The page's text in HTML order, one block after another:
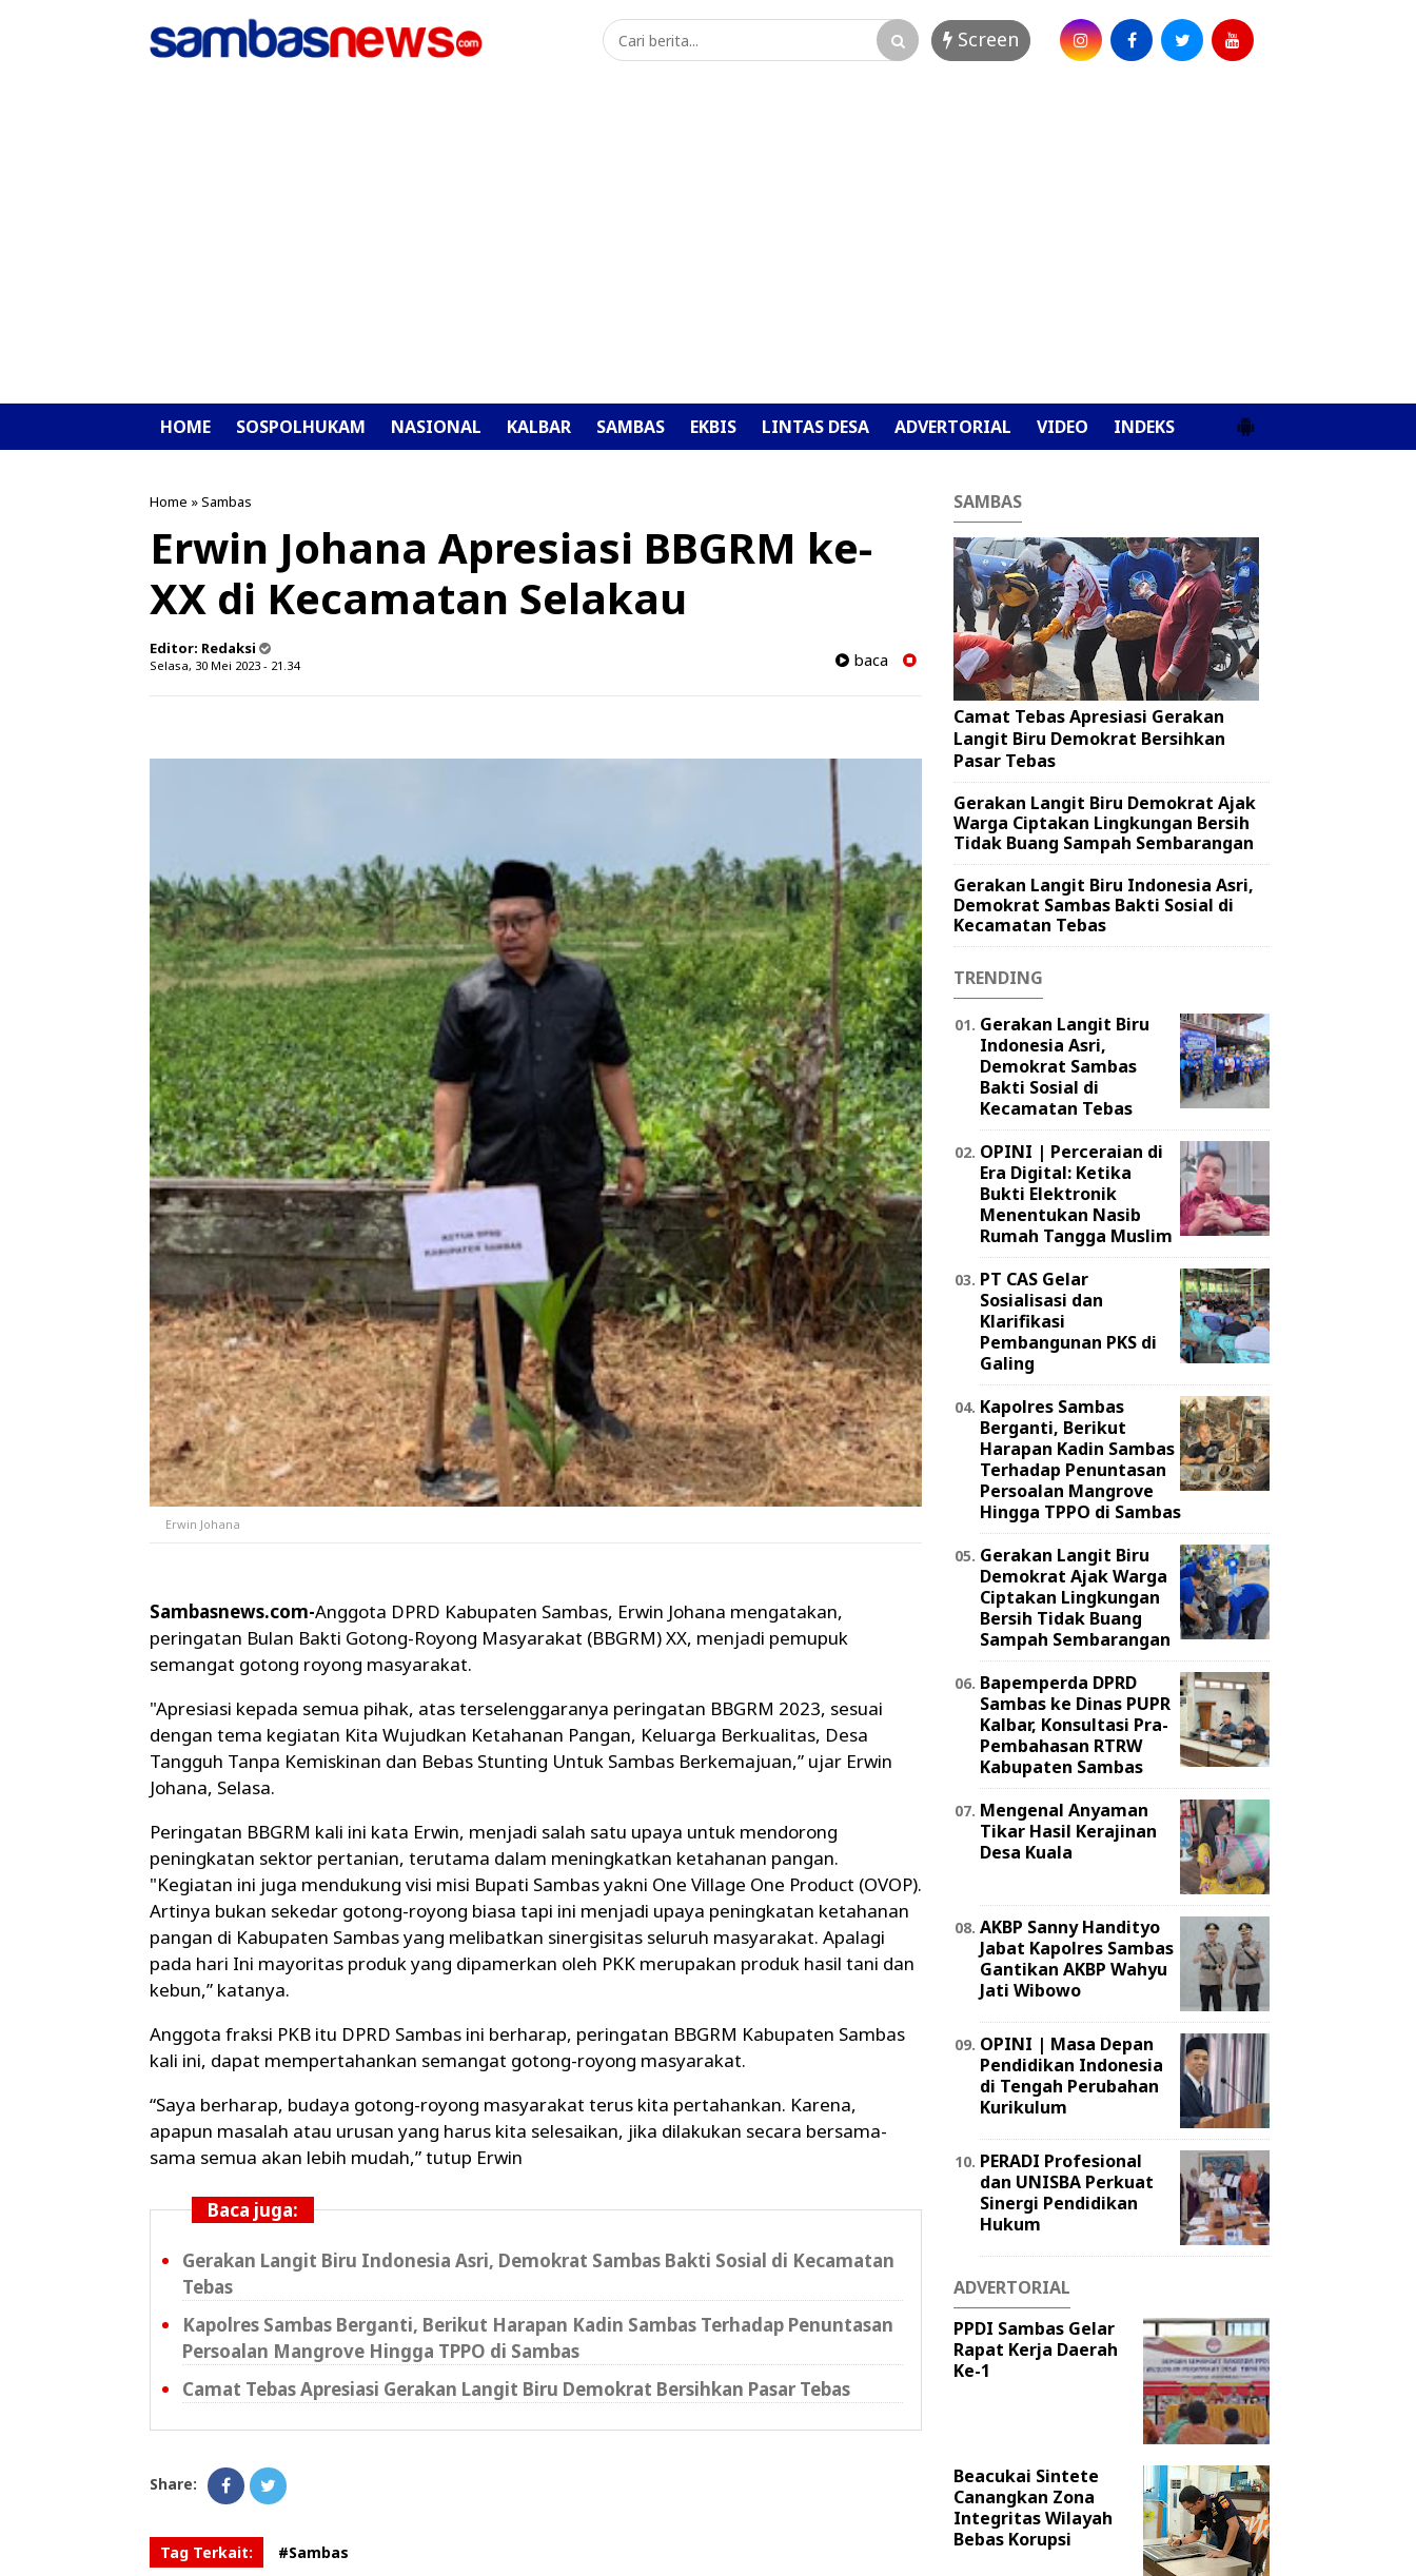
Screen
HOME SOSPOLHUKAM NASIONAL KALBAR SAMBAS EKBIS LINTAS DESA ADVERTORIAL VIDEO INDEKS
Home »Sambas
Erwin Johana Apresiasi BBGRM ke-
XX di Kecamatan Selakau
Editor: Redaksi
Selasa, 30 Mei 2023 - 21.34 baca
Erwin Johana
Sambasnews.com-Anggota DPRD Kabupaten Sambas, Erwin Johana mengatakan,
peringatan Bulan Bakti Gotong-Royong Masyarakat (BBGRM) XX, menjadi pemupuk
semangat gotong royong masyarakat.
"Apresiasi kepada semua pihak, atas terselenggaranya peringatan BBGRM 2023, sesuai
dengan tema kegiatan Kita Wujudkan Ketahanan Pangan, Keluarga Berkualitas, Desa
Tangguh Tanpa Kemiskinan dan Bebas Stunting Untuk Sambas Berkemajuan,” ujar Erwin
Johana, Selasa.
Peringatan BBGRM kali ini kata Erwin, menjadi salah satu upaya untuk mendorong
peningkatan sektor pertanian, terutama dalam meningkatkan ketahanan pangan.
"Kegiatan ini juga mendukung visi misi Bupati Sambas yakni One Village One Product (OVOP).
Artinya bukan sekedar gotong-royong biasa tapi ini menjadi upaya peningkatan ketahanan
pangan di Kabupaten Sambas yang melibatkan sinergisitas seluruh masyarakat. Apalagi
pada hari Ini mayoritas produk yang dipamerkan oleh PKK merupakan produk hasil tani dan
kebun,” katanya.
Anggota fraksi PKB itu DPRD Sambas ini berharap, peringatan BBGRM Kabupaten Sambas
kali ini, dapat mempertahankan semangat gotong-royong masyarakat.
“Saya berharap, budaya gotong-royong masyarakat terus kita pertahankan. Karena,
apapun masalah atau urusan yang harus kita selesaikan, jika dilakukan secara bersama-
sama semua akan lebih mudah,” tutup Erwin
Baca juga:
Gerakan Langit Biru Indonesia Asri, Demokrat Sambas Bakti Sosial di Kecamatan
Tebas
Kapolres Sambas Berganti, Berikut Harapan Kadin Sambas Terhadap Penuntasan
Persoalan Mangrove Hingga TPPO di Sambas
Camat Tebas Apresiasi Gerakan Langit Biru Demokrat Bersihkan Pasar Tebas
Share:
Tag Terkait: #Sambas
SAMBAS
Camat Tebas Apresiasi Gerakan
Langit Biru Demokrat Bersihkan
Pasar Tebas
Gerakan Langit Biru Demokrat Ajak
Warga Ciptakan Lingkungan Bersih
Tidak Buang Sampah Sembarangan
Gerakan Langit Biru Indonesia Asri,
Demokrat Sambas Bakti Sosial di
Kecamatan Tebas
TRENDING
Gerakan Langit Biru
Indonesia Asri,
Demokrat Sambas
Bakti Sosial di
Kecamatan Tebas
OPINI | Perceraian di
Era Digital: Ketika
Bukti Elektronik
Menentukan Nasib
Rumah Tangga Muslim
PT CAS Gelar
Sosialisasi dan
Klarifikasi
Pembangunan PKS di
Galing
Kapolres Sambas
Berganti, Berikut
Harapan Kadin Sambas
Terhadap Penuntasan
Persoalan Mangrove
Hingga TPPO di Sambas
Gerakan Langit Biru
Demokrat Ajak Warga
Ciptakan Lingkungan
Bersih Tidak Buang
Sampah Sembarangan
Bapemperda DPRD
Sambas ke Dinas PUPR
Kalbar, Konsultasi Pra-
Pembahasan RTRW
Kabupaten Sambas
Mengenal Anyaman
Tikar Hasil Kerajinan
Desa Kuala
AKBP Sanny Handityo
Jabat Kapolres Sambas
Gantikan AKBP Wahyu
Jati Wibowo
OPINI | Masa Depan
Pendidikan Indonesia
di Tengah Perubahan
Kurikulum
PERADI Profesional
dan UNISBA Perkuat
Sinergi Pendidikan
Hukum
ADVERTORIAL
PPDI Sambas Gelar
Rapat Kerja Daerah
Ke-1
Beacukai Sintete
Canangkan Zona
Integritas Wilayah
Bebas Korupsi